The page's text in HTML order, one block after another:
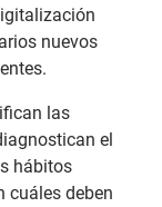
nuevos
las
el
hábitos
cuáles deben